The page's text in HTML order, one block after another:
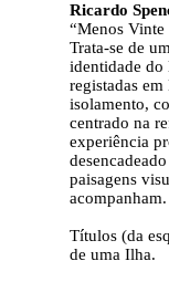
Ricardo
“Menos
Trata-se de
identidade do
registadas
isolamento,
centrado na
experiência
paisagens
acompanham.
Títulos (da
de uma Ilha.